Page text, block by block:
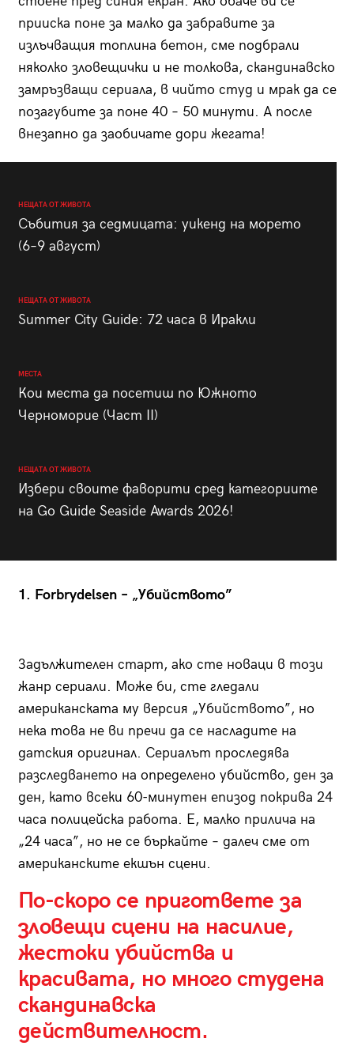
прииска поне за малко да забравите за
излъчващия топлина бетон, сме подбрали
няколко зловещички и не толкова, скандинавско
замръзващи сериала, в чийто студ и мрак да се
позагубите за поне 40 – 50 минути. А после
внезапно да заобичате дори жегата!
НЕЩАТА ОТ ЖИВОТА
Събития за седмицата: уикенд на морето
(6–9 август)
НЕЩАТА ОТ ЖИВОТА
Summer City Guide: 72 часа в Иракли
МЕСТА
Кои места да посетиш по Южното
Черноморие (Част II)
НЕЩАТА ОТ ЖИВОТА
Избери своите фаворити сред категориите
на Go Guide Seaside Awards 2026!
1. Forbrydelsen – „Убийството”
Задължителен старт, ако сте новаци в този
жанр сериали. Може би, сте гледали
американската му версия „Убийството”, но
нека това не ви пречи да се насладите на
датския оригинал. Сериалът проследява
разследването на определено убийство, ден за
ден, като всеки 60-минутен епизод покрива 24
часа полицейска работа. Е, малко прилича на
„24 часа”, но не се бъркайте – далеч сме от
американските екшън сцени.
По-скоро се пригответе за
зловещи сцени на насилие,
жестоки убийства и
красивата, но много студена
скандинавска
действителност.